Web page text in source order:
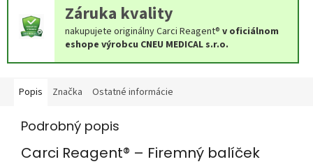
Záruka kvality
nakupujete originálny Carci Reagent® v oficiálnom
eshope výrobcu CNEU MEDICAL s.r.o.
Popis Značka Ostatné informácie
Podrobný popis
Carci Reagent® – Firemný balíček